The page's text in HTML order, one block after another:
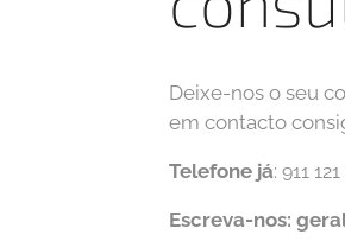
Deixe-nos o seu
em contacto
Telefone já: 911
Escreva-nos: